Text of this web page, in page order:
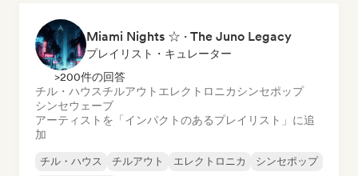
Miami Nights ☆ · The Juno Legacy
プレイリスト・キュレーター
>200件の回答
チル・ハウスチルアウト エレクトロニカシンセポップ
シンセウェーブ
アーティストを「インパクトのあるプレイリスト」に追
加
チル・ハウス チルアウト エレクトロニカ
シンセポップ